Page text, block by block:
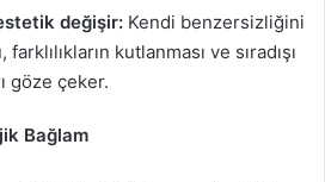
değişir: Kendi benzersizliğini
kutlanması ve sıradışı
göze çeker.
Bağlam